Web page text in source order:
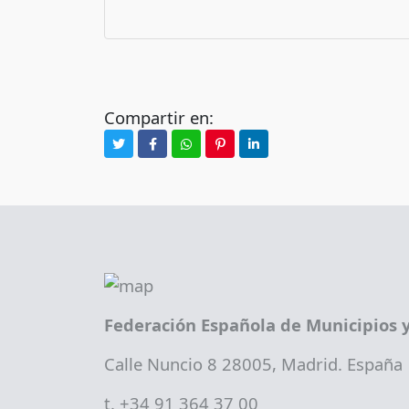
Compartir en:
Federación Española de Municipios
Calle Nuncio 8 28005, Madrid. España
t. +34 91 364 37 00